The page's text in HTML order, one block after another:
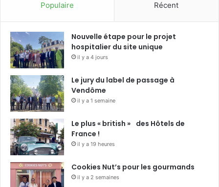
Populaire Récent
Nouvelle étape pour le projet
hospitalier du site unique
il y a 4 jours
Le jury du label de passage à
Vendôme
il y a 1 semaine
Le plus « british » des Hôtels de
France !
il y a 19 heures
Cookies Nut’s pour les gourmands
il y a 2 semaines